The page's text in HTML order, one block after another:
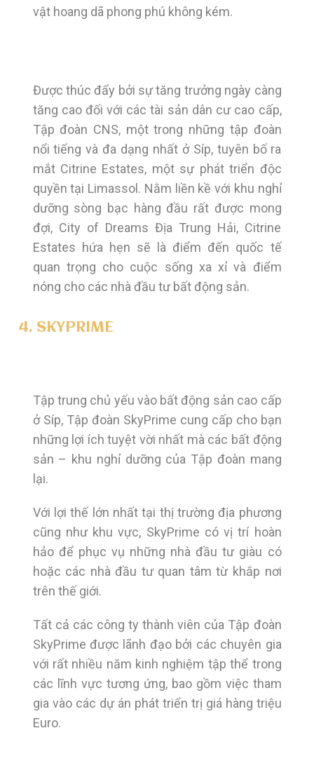
vật hoang dã phong phú không kém.
Được thúc đẩy bởi sự tăng trưởng ngày càng
tăng cao đối với các tài sản dân cư cao cấp,
Tập đoàn CNS, một trong những tập đoàn
nổi tiếng và đa dạng nhất ở Síp, tuyên bố ra
mắt Citrine Estates, một sự phát triển độc
quyền tại Limassol. Nằm liền kề với khu nghỉ
dưỡng sòng bạc hàng đầu rất được mong
đợi, City of Dreams Địa Trung Hải, Citrine
Estates hứa hẹn sẽ là điểm đến quốc tế
quan trọng cho cuộc sống xa xỉ và điểm
nóng cho các nhà đầu tư bất động sản.
4. SKYPRIME
Tập trung chủ yếu vào bất động sản cao cấp
ở Síp, Tập đoàn SkyPrime cung cấp cho bạn
những lợi ích tuyệt vời nhất mà các bất động
sản – khu nghỉ dưỡng của Tập đoàn mang
lại.
Với lợi thế lớn nhất tại thị trường địa phương
cũng như khu vực, SkyPrime có vị trí hoàn
hảo để phục vụ những nhà đầu tư giàu có
hoặc các nhà đầu tư quan tâm từ khắp nơi
trên thế giới.
Tất cả các công ty thành viên của Tập đoàn
SkyPrime được lãnh đạo bởi các chuyên gia
với rất nhiều năm kinh nghiệm tập thể trong
các lĩnh vực tương ứng, bao gồm việc tham
gia vào các dự án phát triển trị giá hàng triệu
Euro.